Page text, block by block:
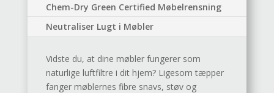
Chem-Dry Green Certified Møbelrensning
Neutraliser Lugt i Møbler
Vidste du, at dine møbler fungerer som
naturlige luftfiltre i dit hjem? Ligesom tæpper
fanger møblernes fibre snavs, støv og